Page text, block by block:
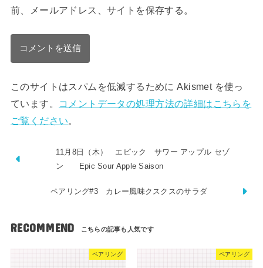
前、メールアドレス、サイトを保存する。
このサイトはスパムを低減するために Akismet を使っ
ています。
コメントデータの処理方法の詳細はこちらを
ご覧ください。
11月8日（木） エピック サワー アップル セゾ
ン Epic Sour Apple Saison
ペアリング#3 カレー風味クスクスのサラダ
RECOMMEND
ペアリング ペアリング